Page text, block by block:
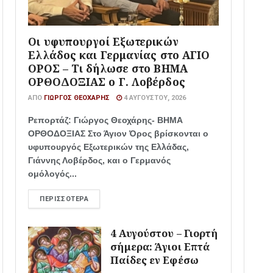
Οι υφυπουργοί Εξωτερικών
Ελλάδος και Γερμανίας στο ΑΓΙΟ
ΟΡΟΣ – Τι δήλωσε στο ΒΗΜΑ
ΟΡΘΟΔΟΞΙΑΣ ο Γ. Λοβέρδος
ΑΠΌ ΓΙΏΡΓΟΣ ΘΕΟΧΆΡΗΣ 4 ΑΥΓΟΎΣΤΟΥ, 2026
Ρεπορτάζ: Γιώργος Θεοχάρης- ΒΗΜΑ
ΟΡΘΟΔΟΞΙΑΣ Στο Άγιον Όρος βρίσκονται ο
υφυπουργός Εξωτερικών της Ελλάδας,
Γιάννης Λοβέρδος, και ο Γερμανός
ομόλογός...
ΠΕΡΙΣΣΌΤΕΡΑ
4 Αυγούστου – Γιορτή
σήμερα: Άγιοι Επτά
Παίδες εν Εφέσω